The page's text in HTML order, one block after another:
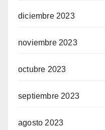
diciembre 2023
noviembre 2023
octubre 2023
septiembre 2023
agosto 2023